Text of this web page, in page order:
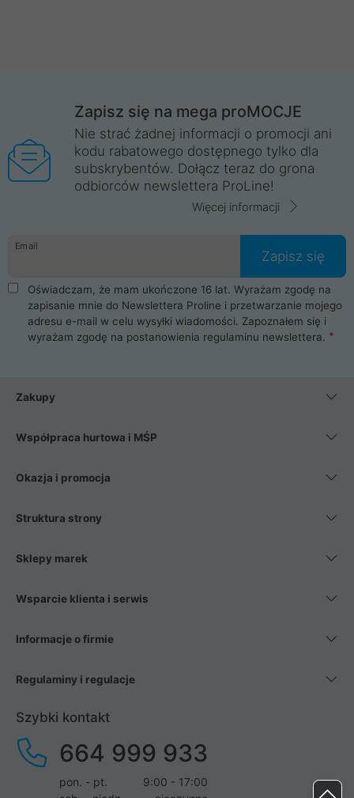
Zapisz się na mega proMOCJE
Nie strać żadnej informacji o promocji ani
kodu rabatowego dostępnego tylko dla
subskrybentów. Dołącz teraz do grona
odbiorców newslettera ProLine!
Więcej informacji
Email
Zapisz się
Oświadczam, że mam ukończone 16 lat. Wyrażam zgodę na
zapisanie mnie do Newslettera Proline i przetwarzanie mojego
adresu e-mail w celu wysyłki wiadomości. Zapoznałem się i
wyrażam zgodę na postanowienia regulaminu newslettera.
Zakupy
Współpraca hurtowa i MŚP
Okazja i promocja
Struktura strony
Sklepy marek
Wsparcie klienta i serwis
Informacje o firmie
Regulaminy i regulacje
Szybki kontakt
664 999 933
pon. - pt.
9:00 - 17:00